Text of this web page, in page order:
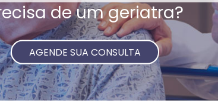
de um geriatra?
AGENDE SUA CONSULTA